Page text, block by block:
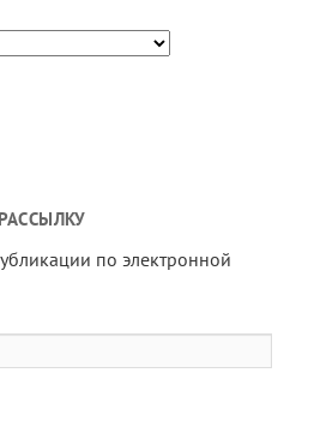
по электронной